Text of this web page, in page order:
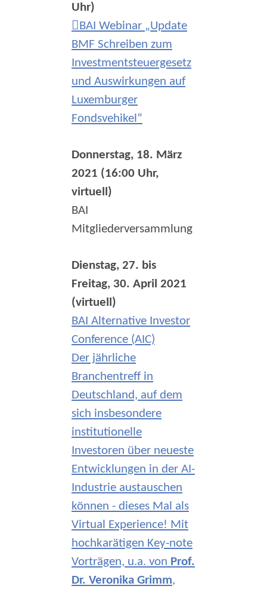
Uhr)
BAI Webinar „Update
BMF Schreiben zum
Investmentsteuergesetz
und Auswirkungen auf
Luxemburger
Fondsvehikel“
Donnerstag, 18. März
2021 (16:00 Uhr,
virtuell)
BAI
Mitgliederversammlung
Dienstag, 27. bis
Freitag, 30. April 2021
(virtuell)
BAI Alternative Investor
Conference (AIC)
Der jährliche
Branchentreff in
Deutschland, auf dem
sich insbesondere
institutionelle
Investoren über neueste
Entwicklungen in der AI-
Industrie austauschen
können - dieses Mal als
Virtual Experience! Mit
hochkarätigen Key-note
Vorträgen, u.a. von Prof.
Dr. Veronika Grimm,